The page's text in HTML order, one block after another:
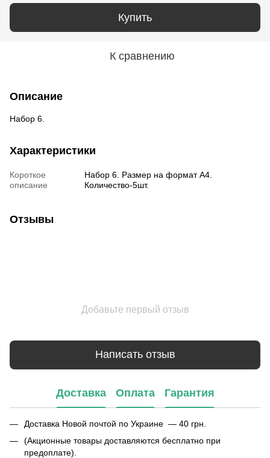
Купить
К сравнению
Описание
Набор 6.
Характеристики
Короткое
описание
Набор 6. Размер на формат А4.
Количество-5шт.
Отзывы
Добавьте первый отзыв
Написать отзыв
Доставка Оплата Гарантия
Доставка Новой почтой по Украине — 40 грн.
(Акционные товары доставляются бесплатно при
предоплате).